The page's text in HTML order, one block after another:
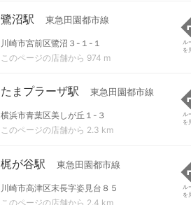
鷺沼駅 東急田園都市線
川崎市宮前区鷺沼３-１-１
このページの店舗から 974 m
ル
を
たまプラーザ駅 東急田園都市線
横浜市青葉区美しが丘１-３
このページの店舗から 2.3 km
ル
を
梶が谷駅 東急田園都市線
川崎市高津区末長字姿見台８５
このページの店舗から 2.4 km
ル
を